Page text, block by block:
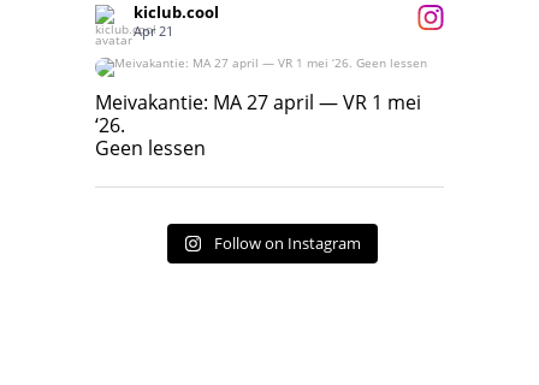
kiclub.cool
Apr 21
Meivakantie: MA 27 april — VR 1 mei ‘26.
Geen lessen
Meivakantie: MA 27 april — VR 1 mei
‘26.
Geen lessen
Follow on Instagram